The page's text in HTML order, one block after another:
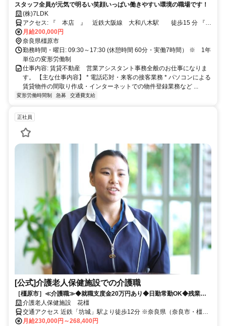
スタッフ全員が元気で明るい笑顔いっぱい働きやすい環境の職場です！
(株)7LDK
アクセス: 『 本店 』 近鉄大阪線 大和八木駅 徒歩15 分 『
神宮前店 』 近鉄大阪線 橿原神宮前駅 徒歩3分
月給200,000円
奈良県橿原市
勤務時間・曜日: 09:30～17:30 (休憩時間 60分・実働7時間） ※ 1年
単位の変形労働制
仕事内容: 賃貸不動産 営業アシスタント事務全般のお仕事になりま
す。 【主な仕事内容】 * 電話応対・来客の接客業務 * パソコンによる
賃貸物件の間取り作成・インターネットでの物件登録業務など ...
変形労働時間制 急募 交通費支給
正社員
[公式]介護老人保健施設での介護職
［橿原市］≪介護職≫◆就職支度金20万円あり◆日勤常勤OK◆残業殆
どなし◆託児所あり◆福利厚生が充実
介護老人保健施設 花橿
交通アクセス 近鉄「坊城」駅より徒歩12分 ※奈良県（奈良市・橿原
市・大和高田市・吉野郡・五條市）や和歌山県橋本市など 奈良県
月給230,000円～268,400円